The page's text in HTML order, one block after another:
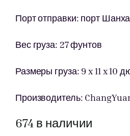
Порт отправки: порт
Вес груза: 27 фунтов
Размеры груза: 9 x 11 x 10
Производитель:
674 в наличии